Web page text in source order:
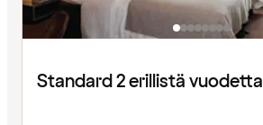
Standard 2 erillistä vuodetta